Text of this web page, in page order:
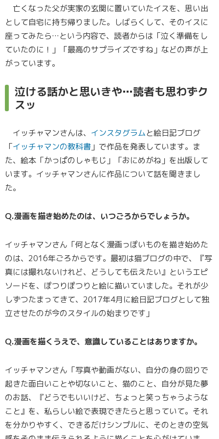
亡くなった父が実家の玄関に置いていたイスを、思い出
として自宅に持ち帰りました。しばらくして、そのイスに
座ってみたら…という内容で、読者からは「泣く準備をし
ていたのに！」「最高のサプライズですね」などの声が上
がっています。
泣ける話かと思いきや…読者も思わずク
スッ
イッチャマンさんは、 インスタグラムと絵日記ブログ
「イッチャマンの教科書 」で作品を発表しています。ま
た、絵本「かっぱのしゃもじ」「おにめがね」を出版して
います。イッチャマンさんに作品について話を聞きまし
た。
Q.漫画を描き始めたのは、いつごろからでしょうか。
イッチャマンさん「何となく漫画っぽいものを描き始めた
のは、2016年ごろからです。最初は猫ブログの中で、『写
真には撮れないけれど、どうしても伝えたい』というエピ
ソードを、ぽつりぽつりと絵に描いていました。それが少
しずつたまってきて、2017年4月に絵日記ブログとして独
立させたのが今のスタイルの始まりです」
Q.漫画を描くうえで、意識していることはありますか。
イッチャマンさん「写真や動画がない、自分の身の回りで
起きた面白いことや切ないこと、猫のこと、自分が見た夢
のお話、『どうでもいいけど、ちょっと笑っちゃうような
こと』を、私らしい絵で表現できたらと思っていて。それ
を分かりやすく、できるだけシンプルに、そのときの空気